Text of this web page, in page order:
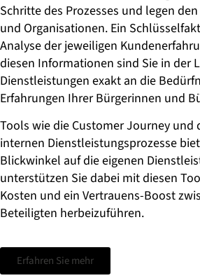
Schritte des Prozesses und legen
und Organisationen. Ein
Analyse der jeweiligen
diesen Informationen sind Sie in der
Dienstleistungen exakt an die
Erfahrungen IhrerBürgerinnen und
Tools wie die Customer Journey und
internen Dienstleistungsprozesse
Blickwinkel auf die eigenen
unterstützen Sie dabei mit diesen
Kosten und ein Vertrauens-Boost
Beteiligten herbeizuführen.
Erfahren Sie mehr